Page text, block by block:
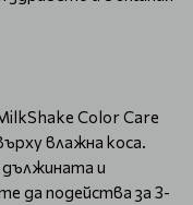
Color Care
влажна коса.
дължината и
да подейства за 3-